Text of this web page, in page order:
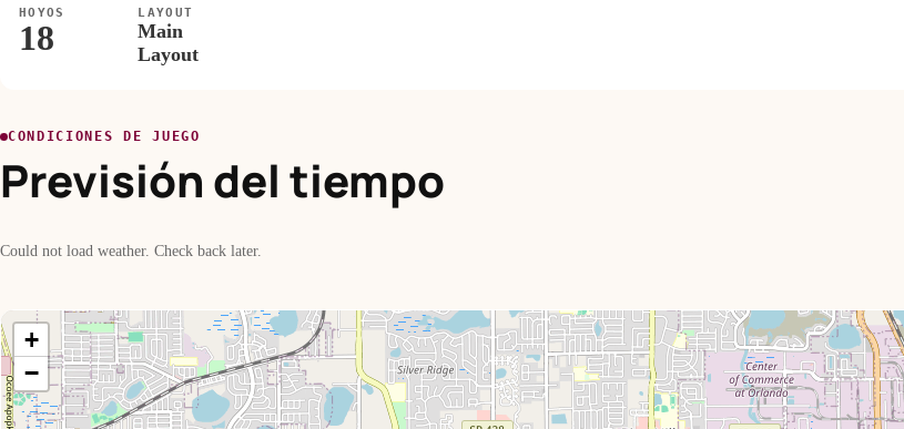
HOYOS
18
LAYOUT
Main
Layout
CONDICIONES DE JUEGO
Previsión del tiempo
Could not load weather. Check back later.
+
−